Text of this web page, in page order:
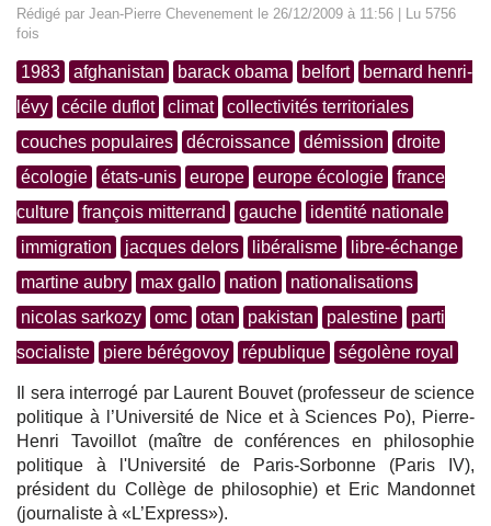
Rédigé par Jean-Pierre Chevenement le 26/12/2009 à 11:56 | Lu 5756
fois
1983 afghanistan barack obama belfort
bernard henri-
lévy
cécile duflot climat
collectivités territoriales
couches populaires
décroissance démission
droite
écologie
états-unis europe europe écologie
france
culture
françois mitterrand gauche
identité nationale
immigration
jacques delors libéralisme
libre-échange
martine aubry
max gallo nation
nationalisations
nicolas sarkozy
omc otan pakistan palestine
parti
socialiste
piere bérégovoy république ségolène royal
Il sera interrogé par Laurent Bouvet (professeur de science
politique à l’Université de Nice et à Sciences Po), Pierre-
Henri Tavoillot (maître de conférences en philosophie
politique à l'Université de Paris-Sorbonne (Paris IV),
président du Collège de philosophie) et Eric Mandonnet
(journaliste à «L’Express»).